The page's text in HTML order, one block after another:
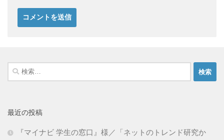
検
索:
最近の投稿
『マイナビ 学生の窓口』様／「ネットのトレンド研究か